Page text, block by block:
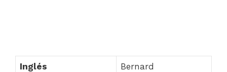
Inglés Bernard